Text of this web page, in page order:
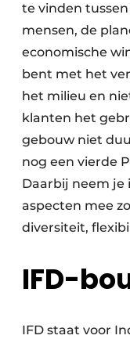
te vinden
mensen, de
economische
bent met het
het milieu en
klanten het
gebouw niet
nog een vierde
Daarbij neem je
aspecten mee
diversiteit,
IFD-
IFD staat voor